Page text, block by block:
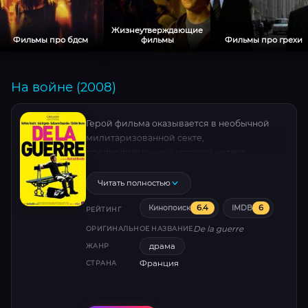
Фильмы про бдсм
Жизнеутверждающие
фильмы
Фильмы про грехи
На войне (2008)
Герой фильма оказывается в необычной
милитаризованной секте,
Клаузевица. Её подопечные живут вместе в
особняке, им надлежит делать только две
вещи — получать удовольствие и отдыхать.
Получают удовольствие они во время
выполнения физических упражнений в
странных масках.
Читать полностью
РЕЙТИНГ Кинопоиск 6.4 IMDB 6
ОРИГИНАЛЬНОЕ НАЗВАНИЕDe la guerre
ЖАНР драма
СТРАНА Франция